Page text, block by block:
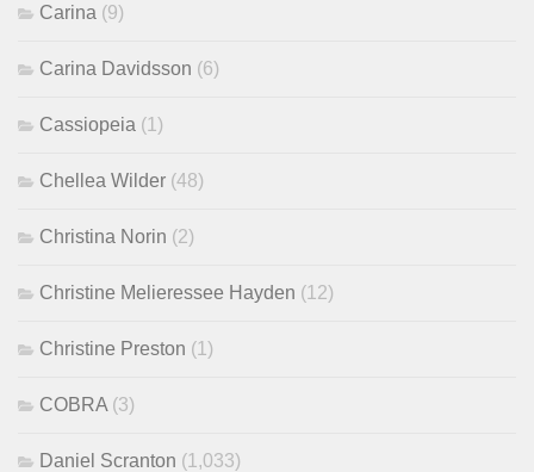
Carina (9)
Carina Davidsson (6)
Cassiopeia (1)
Chellea Wilder (48)
Christina Norin (2)
Christine Melieressee Hayden (12)
Christine Preston (1)
COBRA (3)
Daniel Scranton (1,033)